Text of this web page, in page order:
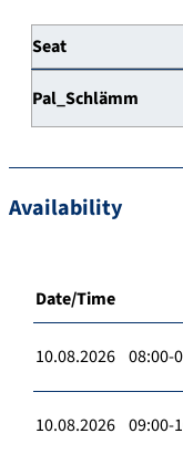
Seat
Pal_Schlämm
Availability
Date/Time
10.08.2026 08:00-
10.08.2026 09:00-